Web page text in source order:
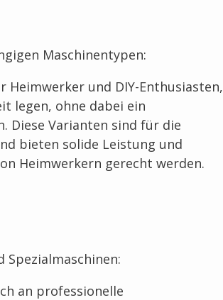
Maschinentypen:
und DIY-Enthusiasten,
legen, ohne dabei ein
Diese Varianten sind für die
bieten solide Leistung und
Heimwerkern gerecht werden.
an professionelle